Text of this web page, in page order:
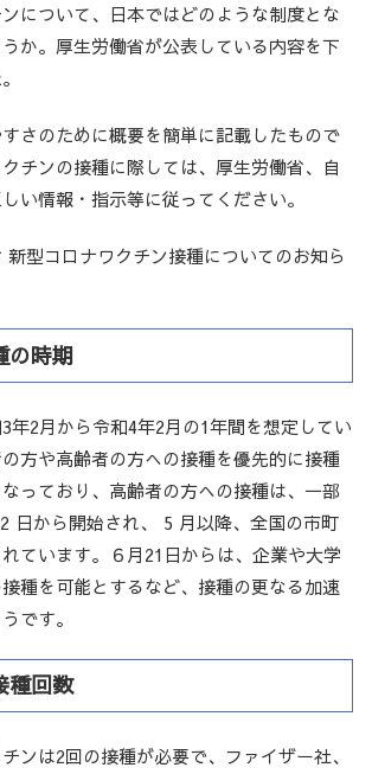
について、日本ではどのような制度とな
か。厚生労働省が公表している内容を下
さのために概要を簡単に記載したもので
チンの接種に際しては、厚生労働省、自
い情報・指示等に従ってください。
新型コロナワクチン接種についてのお知ら
の時期
年2月から令和4年2月の1年間を想定してい
方や高齢者の方への接種を優先的に接種
っており、高齢者の方への接種は、一部
日から開始され、 5 月以降、全国の市町
ています。６月21日からは、企業や大学
種を可能とするなど、接種の更なる加速
です。
種回数
ンは2回の接種が必要で、ファイザー社、